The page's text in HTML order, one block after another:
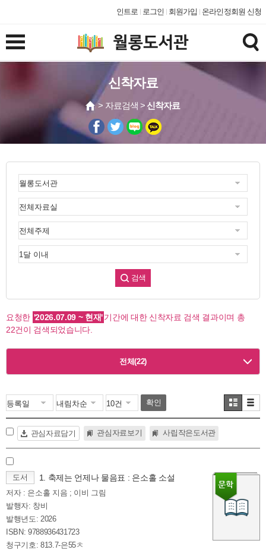
인트로 로그인 회원가입 온라인정회원 신청
신착자료
> 자료검색 > 신착자료
검색
요청한 '2026.07.09 ~ 현재'기간에 대한 신착자료 검색 결과이며 총
22건이 검색되었습니다.
전체(22)
확인
관심자료담기 관심자료보기 사립작은도서관
도서 1. 축제는 언제나 물음표 : 은소홀 소설
저자 : 은소홀 지음 ; 이비 그림
발행자: 창비
발행년도: 2026
ISBN: 9788936431723
청구기호: 813.7-은55ㅊ